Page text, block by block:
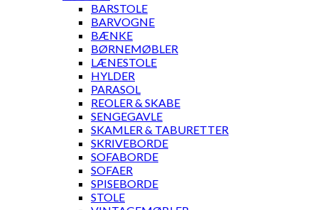
BARSTOLE
BARVOGNE
BÆNKE
BØRNEMØBLER
LÆNESTOLE
HYLDER
PARASOL
REOLER & SKABE
SENGEGAVLE
SKAMLER & TABURETTER
SKRIVEBORDE
SOFABORDE
SOFAER
SPISEBORDE
STOLE